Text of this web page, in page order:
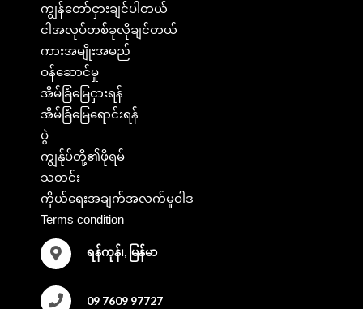
ကျွန်တော်ငှားချင်ပါတယ်
ငါအလုပ်တစ်ခုလိုချင်တယ်
ကားအမျိုးအမည်
ဝန်ဆောင်မှု
အိမ်ခြံမြေငှားရန်
အိမ်ခြံမြေရောင်းရန်
ပွဲ
ကျွန်ုပ်တို့၏ဖိုရမ်
သတင်း
ကိုယ်ရေးအချက်အလက်မူဝါဒ
Terms condition
ရန်ကုန်၊, မြန်မာ
09 7609 97727